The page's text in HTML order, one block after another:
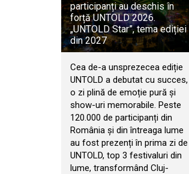
participanți au deschis în
forță UNTOLD 2026.
„UNTOLD Star”, tema ediției
din 2027
Cea de-a unsprezecea ediție
UNTOLD a debutat cu succes,
o zi plină de emoție pură și
show-uri memorabile. Peste
120.000 de participanți din
România și din întreaga lume
au fost prezenți în prima zi de
UNTOLD, top 3 festivaluri din
lume, transformând Cluj-